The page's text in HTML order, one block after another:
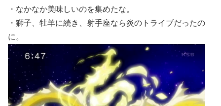
・なかなか美味しいのを集めたな。
・獅子、牡羊に続き、射手座なら炎のトライブだったの
に。